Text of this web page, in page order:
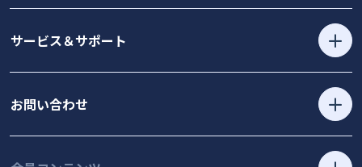
サービス＆サポート
お問い合わせ